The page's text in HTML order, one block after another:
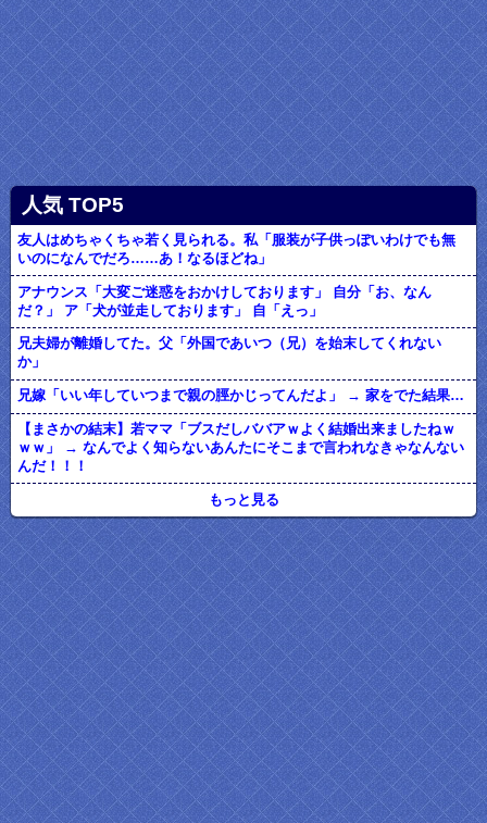
人気 TOP5
友人はめちゃくちゃ若く見られる。私「服装が子供っぽいわけでも無
いのになんでだろ……あ！なるほどね」
アナウンス「大変ご迷惑をおかけしております」 自分「お、なん
だ？」 ア「犬が並走しております」 自「えっ」
兄夫婦が離婚してた。父「外国であいつ（兄）を始末してくれない
か」
兄嫁「いい年していつまで親の脛かじってんだよ」 → 家をでた結果…
【まさかの結末】若ママ「ブスだしババアｗよく結婚出来ましたねｗ
ｗｗ」 → なんでよく知らないあんたにそこまで言われなきゃなんない
んだ！！！
もっと見る